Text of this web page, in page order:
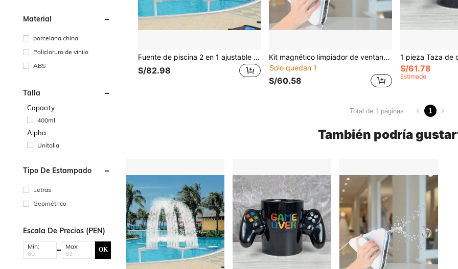
Material
porcelana china
Policloruro de vinilo
ABS
Talla
Capacity
400ml
Alpha
Unitalla
Tipo De Estampado
Letras
Geométrico
Escala De Precios (PEN)
Min: Max: OK
Fuente de piscina 2 en 1 ajustable con rotación de 360° e inclinación de 350°, función de doble rociado para piscina sobre el suelo/en el suelo, característica decorativa de agua para jardín exterior duradera, mecanismo de ajuste giratorio flexible
S/82.98
Kit magnético limpiador de ventanas de doble cara, adecuado para vidrio de 3-10 mm de grosor - Portátil, sin necesidad de energía, herramienta de limpieza eficiente para residencias de gran altura y vehículos.
Solo quedan 1
S/60.58
S/61.78
Estimado
Total de 1 páginas 1
También podría